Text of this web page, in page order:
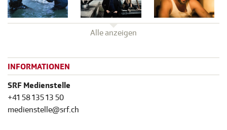
Alle anzeigen
INFORMATIONEN
SRF Medienstelle
+41 58 135 13 50
medienstelle@srf.ch